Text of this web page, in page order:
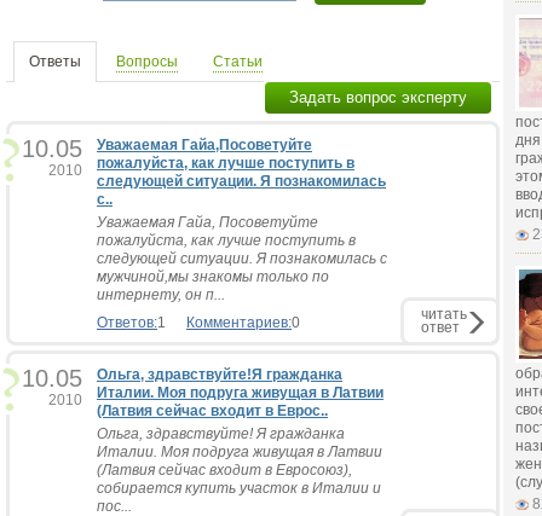
Ответы Вопросы Статьи
Задать вопрос эксперту
10.05
2010
Уважаемая Гайа,Посоветуйте
пожалуйста, как лучше поступить в
следующей ситуации. Я познакомилась
с..
Уважаемая Гайа, Посоветуйте
пожалуйста, как лучше поступить в
следующей ситуации. Я познакомилась с
мужчиной,мы знакомы только по
интернету, он п...
Ответов:1 Комментариев:0 читать
ответ
10.05
2010
Ольга, здравствуйте!Я гражданка
Италии. Моя подруга живущая в Латвии
(Латвия сейчас входит в Еврос..
Ольга, здравствуйте! Я гражданка
Италии. Моя подруга живущая в Латвии
(Латвия сейчас входит в Евросоюз),
собирается купить участок в Италии и
пос...